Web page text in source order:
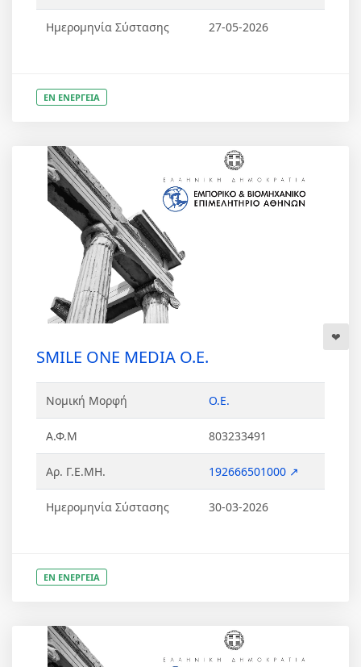
Ημερομηνία Σύστασης 27-05-2026
ΕΝ ΕΝΕΡΓΕΙΑ
SMILE ONE MEDIA Ο.Ε.
Νομική Μορφή Ο.Ε.
Α.Φ.Μ 803233491
Αρ. Γ.Ε.ΜΗ. 192666501000 ↗
Ημερομηνία Σύστασης 30-03-2026
ΕΝ ΕΝΕΡΓΕΙΑ